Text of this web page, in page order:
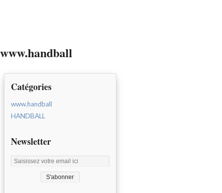
www.handball
Catégories
www.handball
HANDBALL
Newsletter